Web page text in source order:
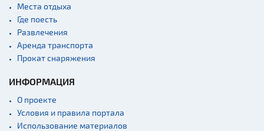
Места отдыха
Где поесть
Развлечения
Аренда транспорта
Прокат снаряжения
ИНФОРМАЦИЯ
О проекте
Условия и правила портала
Использование материалов